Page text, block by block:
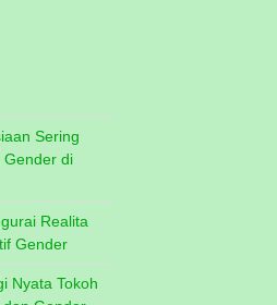
Sering
Gender di
Realita
Gender
Nyata Tokoh